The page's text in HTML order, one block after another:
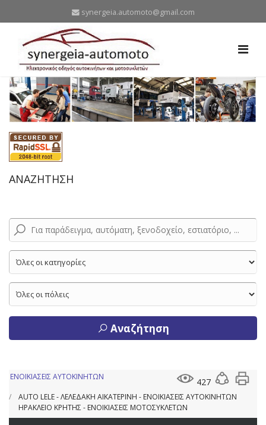
synergeia.automoto@gmail.com
ΑΝΑΖΗΤΗΣΗ
Αναζήτηση
427
ΕΝΟΙΚΙΑΣΕΙΣ ΑΥΤΟΚΙΝΗΤΩΝ
AUTO LELE - ΛΕΛΕΔΑΚΗ ΑΙΚΑΤΕΡΙΝΗ - ΕΝΟΙΚΙΑΣΕΙΣ ΑΥΤΟΚΙΝΗΤΩΝ
ΗΡΑΚΛΕΙΟ ΚΡΗΤΗΣ - ΕΝΟΙΚΙΑΣΕΙΣ ΜΟΤΟΣΥΚΛΕΤΩΝ